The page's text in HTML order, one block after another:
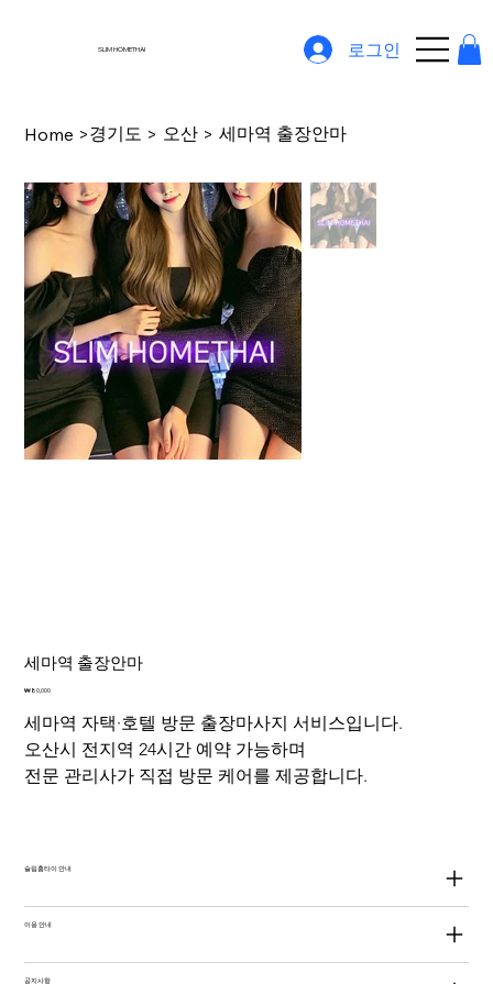
SLIM HOMETHAI 로그인
Home >경기도 > 오산 > 세마역 출장안마
세마역 출장안마
가
₩80,000
세마역 자택·호텔 방문 출장마사지 서비스입니다.
오산시 전지역 24시간 예약 가능하며
전문 관리사가 직접 방문 케어를 제공합니다.
슬림홈타이 안내
이용 안내
공지사항